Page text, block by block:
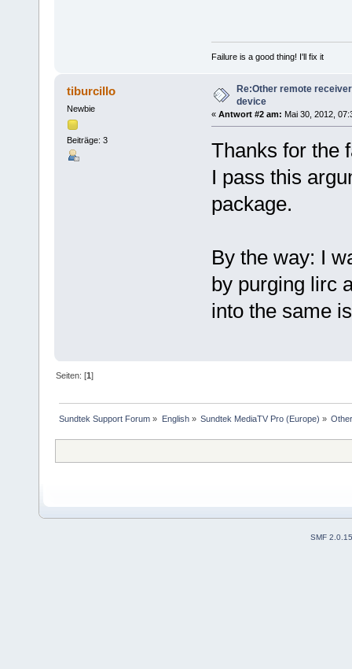
Failure is a good thing! I'll fix it
tiburcillo
Newbie
Beiträge: 3
Re:Other remote
device
« Antwort #2 am: Mai 30, 2012,
Thanks for the
I pass this
package.
By the way: I
by purging lirc
into the same
Seiten: [1]
Sundtek Support Forum » English» Sundtek MediaTV Pro (Europe) »
SMF 2.0.15